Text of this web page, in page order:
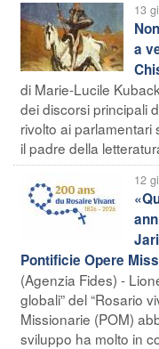
13
a
di Marie-Lucile
dei discorsi principali
rivolto ai
il padre della
12
Pontificie Opere
(Agenzia Fides) -
globali” del “Rosario
Missionarie (POM)
sviluppo ha molto in